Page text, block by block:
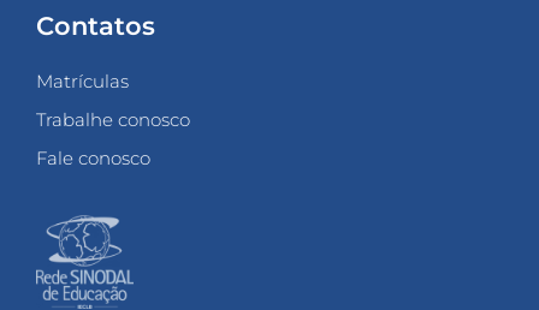
Contatos
Matrículas
Trabalhe conosco
Fale conosco